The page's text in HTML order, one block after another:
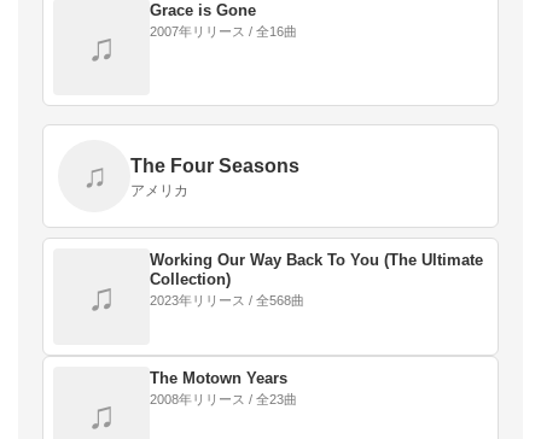
♫
Grace is Gone
2007年リリース / 全16曲
♫ The Four Seasons
アメリカ
♫
Working Our Way Back To You (The Ultimate
Collection)
2023年リリース / 全568曲
♫
The Motown Years
2008年リリース / 全23曲